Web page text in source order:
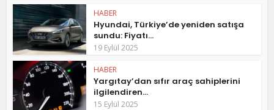
HABER
Hyundai, Türkiye’de yeniden satışa
sundu: Fiyatı...
19 Eylül 2025
HABER
Yargıtay’dan sıfır araç sahiplerini
ilgilendiren...
15 Eylül 2025